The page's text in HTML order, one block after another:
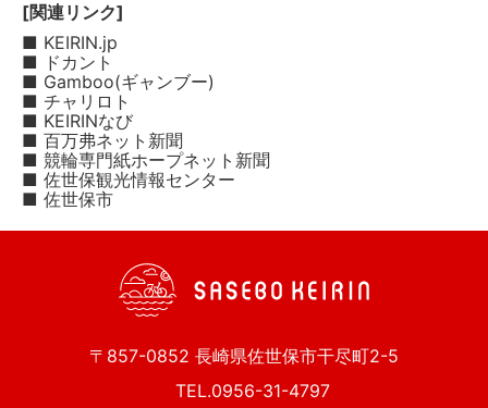
[関連リンク]
■ KEIRIN.jp
■ ドカント
■ Gamboo(ギャンブー)
■ チャリロト
■ KEIRINなび
■ 百万弗ネット新聞
■ 競輪専門紙ホープネット新聞
■ 佐世保観光情報センター
■ 佐世保市
〒857-0852 長崎県佐世保市干尽町2-5
TEL.0956-31-4797